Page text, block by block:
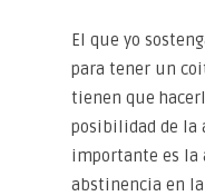
El que yo
para tener un
tienen que
posibilidad de la
importante es la
abstinencia en